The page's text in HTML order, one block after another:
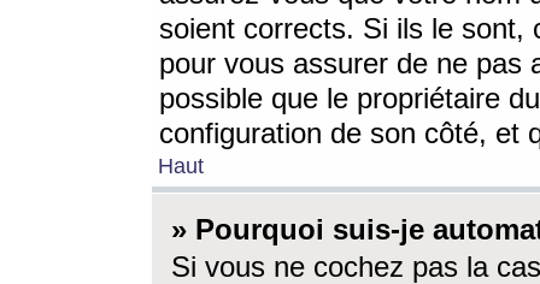
soient corrects. Si ils le sont,
pour vous assurer de ne pas
possible que le propriétaire
configuration de son côté, et
Haut
» Pourquoi suis-je
Si vous ne cochez pas la